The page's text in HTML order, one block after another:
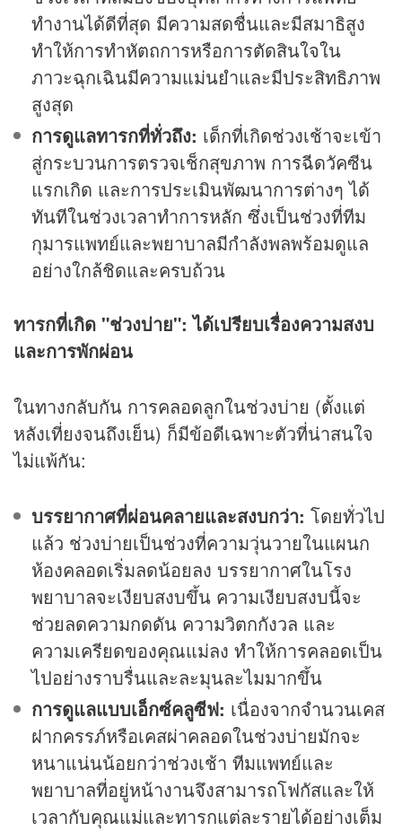
ทำงานได้ดีที่สุด มีความสดชื่นและมีสมาธิสูง
ทำให้การทำหัตถการหรือการตัดสินใจใน
ภาวะฉุกเฉินมีความแม่นยำและมีประสิทธิภาพ
สูงสุด
การดูแลทารกที่ทั่วถึง: เด็กที่เกิดช่วงเช้าจะเข้า
สู่กระบวนการตรวจเช็กสุขภาพ การฉีดวัคซีน
แรกเกิด และการประเมินพัฒนาการต่างๆ ได้
ทันทีในช่วงเวลาทำการหลัก ซึ่งเป็นช่วงที่ทีม
กุมารแพทย์และพยาบาลมีกำลังพลพร้อมดูแล
อย่างใกล้ชิดและครบถ้วน
ทารกที่เกิด "ช่วงบ่าย": ได้เปรียบเรื่องความสงบ
และการพักผ่อน
ในทางกลับกัน การคลอดลูกในช่วงบ่าย (ตั้งแต่
หลังเที่ยงจนถึงเย็น) ก็มีข้อดีเฉพาะตัวที่น่าสนใจ
ไม่แพ้กัน:
บรรยากาศที่ผ่อนคลายและสงบกว่า: โดยทั่วไป
แล้ว ช่วงบ่ายเป็นช่วงที่ความวุ่นวายในแผนก
ห้องคลอดเริ่มลดน้อยลง บรรยากาศในโรง
พยาบาลจะเงียบสงบขึ้น ความเงียบสงบนี้จะ
ช่วยลดความกดดัน ความวิตกกังวล และ
ความเครียดของคุณแม่ลง ทำให้การคลอดเป็น
ไปอย่างราบรื่นและละมุนละไมมากขึ้น
การดูแลแบบเอ็กซ์คลูซีฟ: เนื่องจากจำนวนเคส
ฝากครรภ์หรือเคสผ่าคลอดในช่วงบ่ายมักจะ
หนาแน่นน้อยกว่าช่วงเช้า ทีมแพทย์และ
พยาบาลที่อยู่หน้างานจึงสามารถโฟกัสและให้
เวลากับคุณแม่และทารกแต่ละรายได้อย่างเต็ม